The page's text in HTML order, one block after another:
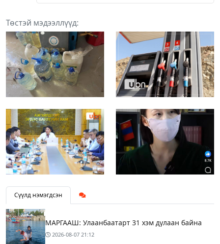
Төстэй мэдээллүүд:
Сүүлд нэмэгдсэн
МАРГААШ: Улаанбаатарт 31 хэм дулаан байна
2026-08-07 21:12